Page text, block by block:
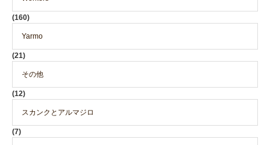
(160)
Yarmo
(21)
その他
(12)
スカンクとアルマジロ
(7)